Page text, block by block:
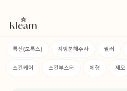
톡신(보톡스) 지방분해주사 필러
스킨케어 스킨부스터 체형 제모